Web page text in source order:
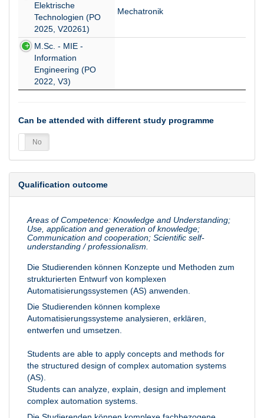
Elektrische
Technologien (PO
2025, V20261)
Mechatronik
M.Sc. - MIE -
Information
Engineering (PO
2022, V3)
Can be attended with different study programme
No
Qualification outcome
Areas of Competence: Knowledge and Understanding;
Use, application and generation of knowledge;
Communication and cooperation; Scientific self-
understanding / professionalism.
Die Studierenden können Konzepte und Methoden zum
strukturierten Entwurf von komplexen
Automatisierungssystemen (AS) anwenden.
Die Studierenden können komplexe
Automatisierungssysteme analysieren, erklären,
entwerfen und umsetzen.
Students are able to apply concepts and methods for
the structured design of complex automation systems
(AS).
Students can analyze, explain, design and implement
complex automation systems.